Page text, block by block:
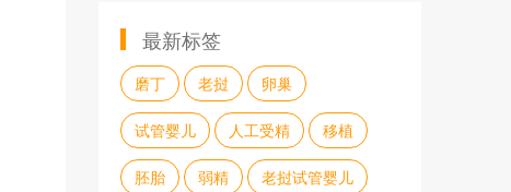
最新标签
磨丁 老挝 卵巢
试管婴儿 人工受精 移植
胚胎 弱精 老挝试管婴儿